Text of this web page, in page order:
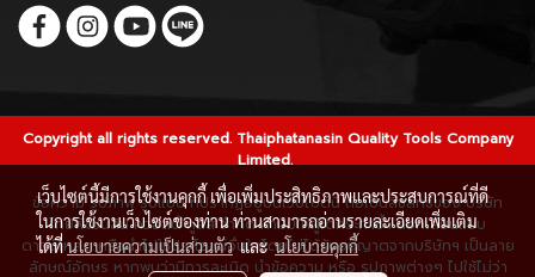
Copyright all rights reserved. Thaiphatanasin Quality Tools Company
Limited.
ข้อความ รูปภาพ รูปแบบ ที่ปรากฏอยู่บนเว็บไซต์นี้ ถือเป็นลิขสิทธิ์ของ บริษัท
ไทยพัฒนสิน ควอลิตี้ ทูลส์ จำกัด ห้ามมิให้ผู้ใดกระทำซ้ำ ลอกเลียนแบบ
ดาวน์โหลด หรือนำไปใช้ประโยชน์อื่นใดโดยไม่ได้รับอนุญาตจากบริษัทฯ เป็นลาย
ลักษณ์อักษร หากพบว่ามีการละเมิด นำข้อความ หรือ รูปภาพต่างๆ ไปใช้ไม่ว่า
เว็บไซต์นี้มีการใช้งานคุกกี้ เพื่อเพิ่มประสิทธิภาพและประสบการณ์ที่ดี
ในการใช้งานเว็บไซต์ของท่าน ท่านสามารถอ่านรายละเอียดเพิ่มเติม
ได้ที่นโยบายความเป็นส่วนตัวและนโยบายคุกกี้